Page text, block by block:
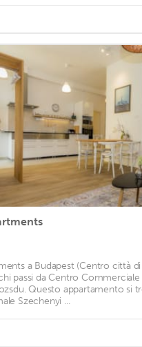
a Budapest (Centro città
passi da Centro Commerciale
Questo appartamento si
Szechenyi ...